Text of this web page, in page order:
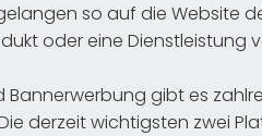
so auf die Website
oder eine Dienstleistung
Bannerwerbung gibt es
derzeit wichtigsten zwei